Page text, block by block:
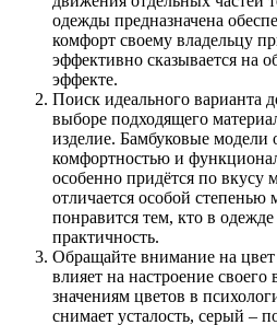
одежды предназначена
комфорт своему владельцу
эффективно сказывается на
эффекте.
Поиск идеального варианта
выборе подходящего
изделие. Бамбуковые
комфортностью и
особенно придётся по вкусу
отличается особой
понравится тем, кто в
практичность.
Обращайте внимание на
влияет на настроение своего
значениям цветов в
снимает усталость, серый –